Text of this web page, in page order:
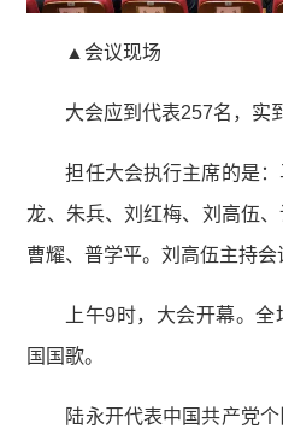
▲会议现场
大会应到代表257名，实
担任大会执行主席的是
龙、朱兵、刘红梅、刘高伍、
曹耀、普学平。刘高伍主持会
上午9时，大会开幕。
国国歌。
陆永开代表中国共产党